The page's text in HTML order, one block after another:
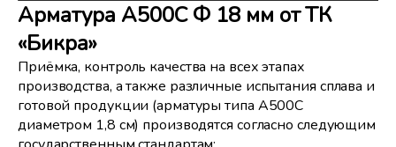
Арматура А500С Ф 18 мм от ТК
«Бикра»
Приёмка, контроль качества на всех этапах
производства, а также различные испытания сплава и
готовой продукции (арматуры типа А500С
диаметром 1,8 см) производятся согласно следующим